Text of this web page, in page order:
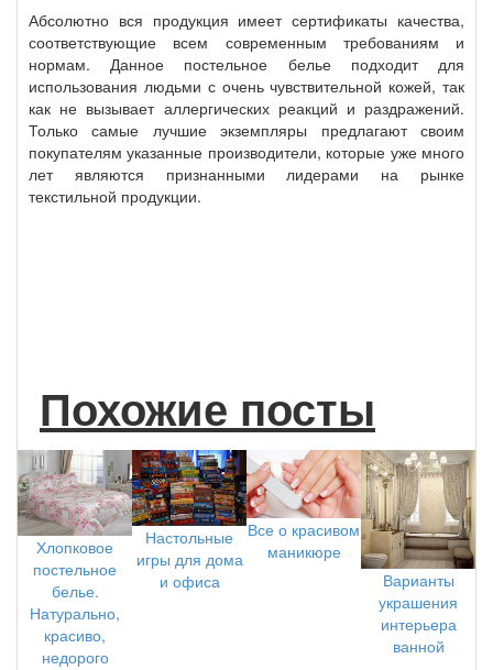
Абсолютно вся продукция имеет сертификаты качества,
соответствующие всем современным требованиям и
нормам. Данное постельное белье подходит для
использования людьми с очень чувствительной кожей, так
как не вызывает аллергических реакций и раздражений.
Только самые лучшие экземпляры предлагают своим
покупателям указанные производители, которые уже много
лет являются признанными лидерами на рынке
текстильной продукции.
Похожие посты
Хлопковое
постельное
белье.
Натурально,
красиво,
недорого
Настольные
игры для дома
и офиса
Все о красивом
маникюре
Варианты
украшения
интерьера
ванной